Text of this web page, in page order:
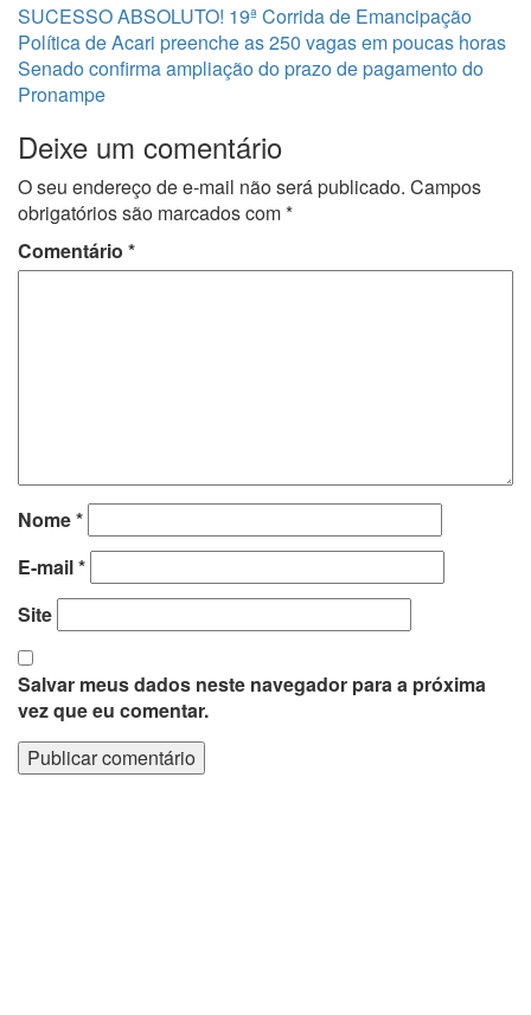
SUCESSO ABSOLUTO! 19ª Corrida de Emancipação
Política de Acari preenche as 250 vagas em poucas horas
Senado confirma ampliação do prazo de pagamento do
Pronampe
Deixe um comentário
O seu endereço de e-mail não será publicado. Campos
obrigatórios são marcados com*
Comentário *
Nome*
E-mail*
Site
Salvar meus dados neste navegador para a próxima
vez que eu comentar.